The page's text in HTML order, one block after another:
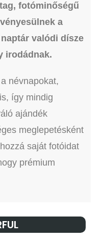
fotóminőségű
a
valódi dísze
irodádnak.
névnapokat,
így mindig
ajándék
meglepetésként
saját fotóidat
prémium